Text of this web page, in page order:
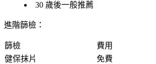
30 歲後一般推薦
進階篩檢 ：
篩檢 費用
健保抹片
免費